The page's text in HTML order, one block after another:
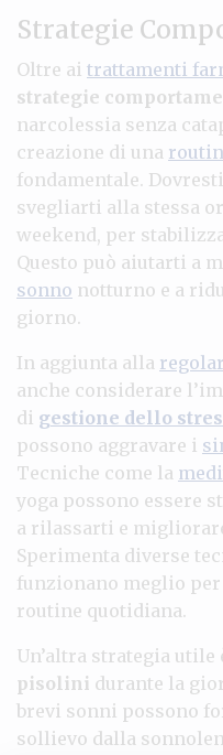
Strategie
Oltre ai trattamenti
strategie
narcolessia senza
creazione di una
fondamentale.
svegliarti alla stessa
weekend, per
Questo può aiutarti a
sonno notturno e a
giorno.
In aggiunta alla
anche considerare
di gestione dello
possono aggravare i
Tecniche come la
yoga possono essere
a rilassarti e
Sperimenta diverse
funzionano meglio
routine quotidiana.
Un’altra strategia
pisolini durante la
brevi sonni possono
sollievo dalla